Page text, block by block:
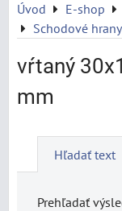
Úvod E-shop
Schodové hrany
vŕtaný
mm
Hľadať text
Prehľadať